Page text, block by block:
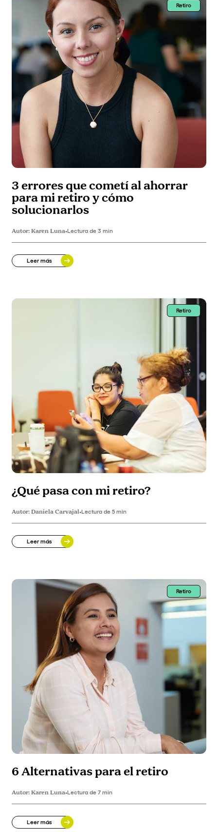
Retiro
3 errores que cometí al ahorrar
para mi retiro y cómo
solucionarlos
Autor:Karen Luna•Lectura de 3 min
Leer más
Retiro
¿Qué pasa con mi retiro?
Autor:Daniela Carvajal•Lectura de 5 min
Leer más
Retiro
6 Alternativas para el retiro
Autor:Karen Luna•Lectura de 7 min
Leer más